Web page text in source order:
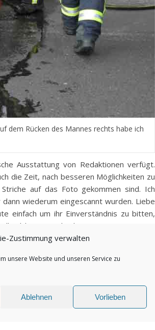
Zustimmung verwalten
unsere Website und unseren Service zu
Ablehnen Vorlieben
dem Rücken des Mannes rechts habe ich
Ausstattung von Redaktionen verfügt.
die Zeit, nach besseren Möglichkeiten zu
auf das Foto gekommen sind. Ich
wiederum eingescannt wurden. Liebe
einfach um ihr Einverständnis zu bitten,
solche Fotos drucken?